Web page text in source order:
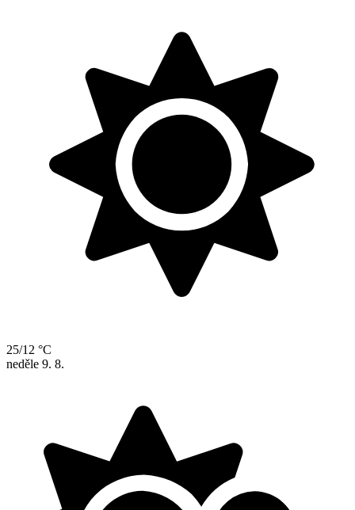
25/12 °C
neděle 9. 8.